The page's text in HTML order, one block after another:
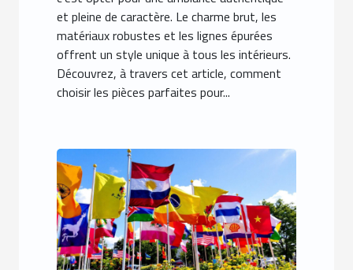
et pleine de caractère. Le charme brut, les
matériaux robustes et les lignes épurées
offrent un style unique à tous les intérieurs.
Découvrez, à travers cet article, comment
choisir les pièces parfaites pour...